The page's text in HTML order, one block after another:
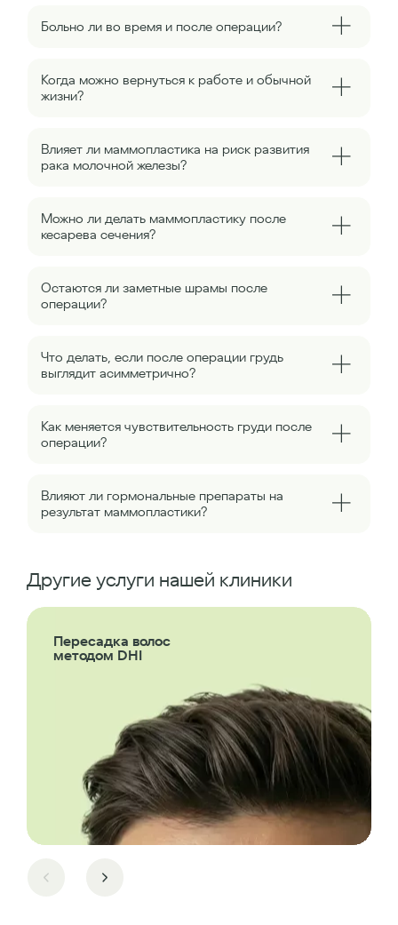
Больно ли во время и после операции?
Когда можно вернуться к работе и обычной
жизни?
Влияет ли маммопластика на риск развития
рака молочной железы?
Можно ли делать маммопластику после
кесарева сечения?
Остаются ли заметные шрамы после
операции?
Что делать, если после операции грудь
выглядит асимметрично?
Как меняется чувствительность груди после
операции?
Влияют ли гормональные препараты на
результат маммопластики?
Другие услуги нашей клиники
Пересадка волос
методом DHI